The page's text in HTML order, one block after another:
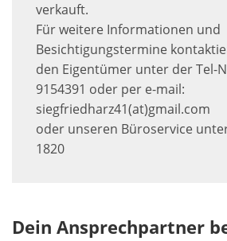
verkauft.
Für weitere Informationen und
Besichtigungstermine
den Eigentümer unter der Tel-
9154391 oder per e-mail:
siegfriedharz41(at)gmail.com
oder unseren Büroservice
1820
Dein Ansprechpartner